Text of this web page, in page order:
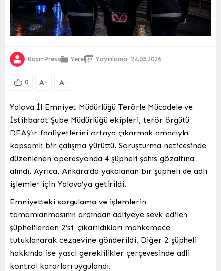
BasınPress Yerel Yayınlama: 24.05.2026
0 A+ A-
Yalova İl Emniyet Müdürlüğü Terörle Mücadele ve
İstihbarat Şube Müdürlüğü ekipleri, terör örgütü
DEAŞ’ın faaliyetlerini ortaya çıkarmak amacıyla
kapsamlı bir çalışma yürüttü. Soruşturma neticesinde
düzenlenen operasyonda 4 şüpheli şahıs gözaltına
alındı. Ayrıca, Ankara’da yakalanan bir şüpheli de adli
işlemler için Yalova’ya getirildi.
Emniyetteki sorgulama ve işlemlerin
tamamlanmasının ardından adliyeye sevk edilen
şüphelilerden 2’si, çıkarıldıkları mahkemece
tutuklanarak cezaevine gönderildi. Diğer 2 şüpheli
hakkında ise yasal gereklilikler çerçevesinde adli
kontrol kararları uygulandı.